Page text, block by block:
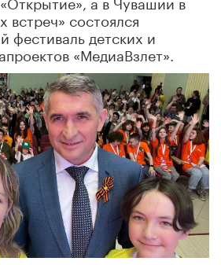
встреч» состоялся
фестиваль детских и
«МедиаВзлет».